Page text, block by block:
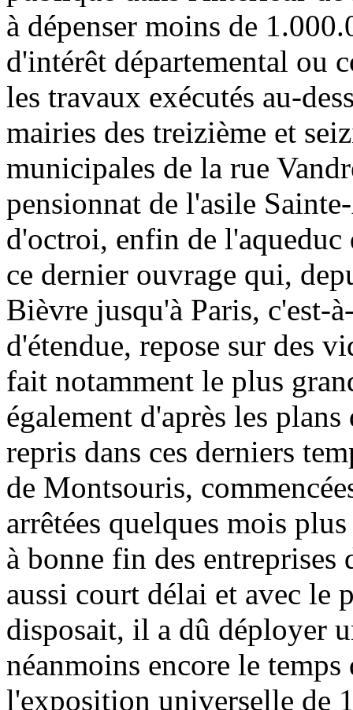
à dépenser moins de
d'intérêt départemental ou
les travaux exécutés au-
mairies des treizième et
municipales de la rue
pensionnat de l'asile
d'octroi, enfin de
ce dernier ouvrage qui,
Bièvre jusqu'à Paris, c'est-
d'étendue, repose sur des
fait notamment le plus
également d'après les
repris dans ces derniers
de Montsouris,
arrêtées quelques mois
à bonne fin des entreprises
aussi court délai et avec le
disposait, il a dû déployer
néanmoins encore le
l'exposition universelle de